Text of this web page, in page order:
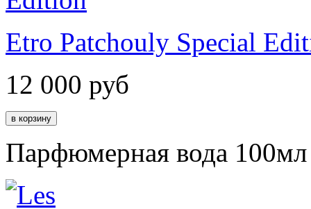
Etro Patchouly Special
12 000 руб
Парфюмерная вода 100мл